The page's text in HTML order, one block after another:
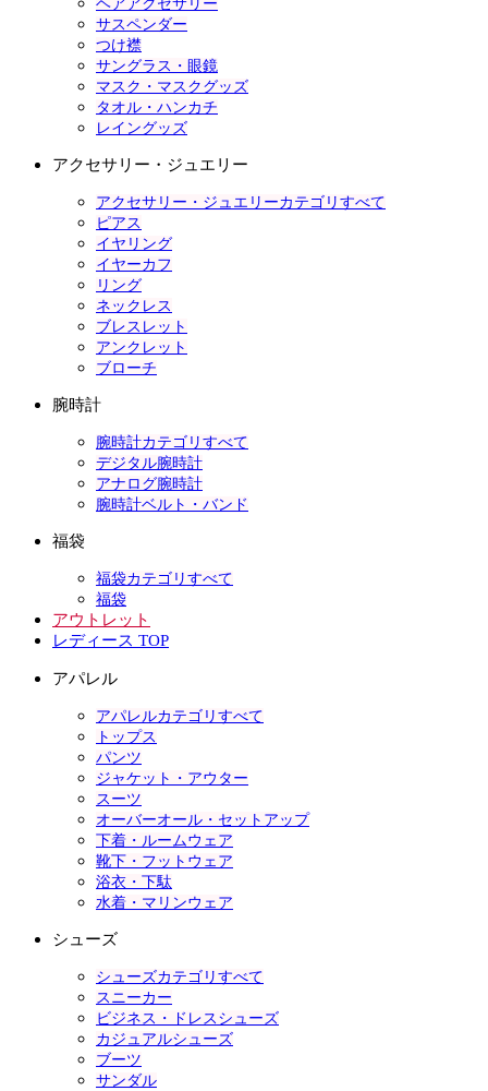
ヘアアクセサリー
サスペンダー
つけ襟
サングラス・眼鏡
マスク・マスクグッズ
タオル・ハンカチ
レイングッズ
アクセサリー・ジュエリー
アクセサリー・ジュエリーカテゴリすべて
ピアス
イヤリング
イヤーカフ
リング
ネックレス
ブレスレット
アンクレット
ブローチ
腕時計
腕時計カテゴリすべて
デジタル腕時計
アナログ腕時計
腕時計ベルト・バンド
福袋
福袋カテゴリすべて
福袋
アウトレット
レディース TOP
アパレル
アパレルカテゴリすべて
トップス
パンツ
ジャケット・アウター
スーツ
オーバーオール・セットアップ
下着・ルームウェア
靴下・フットウェア
浴衣・下駄
水着・マリンウェア
シューズ
シューズカテゴリすべて
スニーカー
ビジネス・ドレスシューズ
カジュアルシューズ
ブーツ
サンダル